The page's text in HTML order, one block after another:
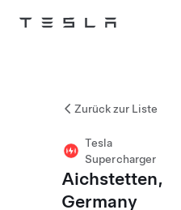
Tesla
Zurück zur Liste
Tesla
Supercharger
Aichstetten,
Germany